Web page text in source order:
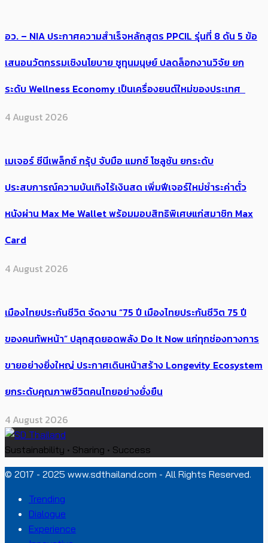
อว. – NIA ประกาศความสำเร็จหลักสูตร PPCIL รุ่นที่ 8 ดัน 5 ข้อ
เสนอนวัตกรรมเชิงนโยบาย ชูทุนมนุษย์ ปลดล็อกงานวิจัย ยก
ระดับ Wellness Economy เป็นเครื่องยนต์ใหม่ของประเทศ
4 August 2026
เมเจอร์ ซีนีเพล็กซ์ กรุ้ป จับมือ แมกซ์ โซลูชัน ยกระดับ
ประสบการณ์ความบันเทิงไร้เงินสด เพิ่มฟีเจอร์ใหม่ชำระค่าตั๋ว
หนังผ่าน Max Me Wallet พร้อมมอบสิทธิพิเศษแก่สมาชิก Max
Card
4 August 2026
เมืองไทยประกันชีวิต จัดงาน “75 ปี เมืองไทยประกันชีวิต 75 ปี
ของคนทัพหน้า” ปลุกสุดยอดพลัง Do It Now แก่ทุกช่องทางการ
ขายอย่างยิ่งใหญ่ ประกาศเดินหน้าสร้าง Longevity Ecosystem
ยกระดับคุณภาพชีวิตคนไทยอย่างยั่งยืน
4 August 2026
Sustainability • Sharing • Success
© 2017 - 2025 www.sdthailand.com - All Rights Reserved.
Trending
Dialogue
Experience